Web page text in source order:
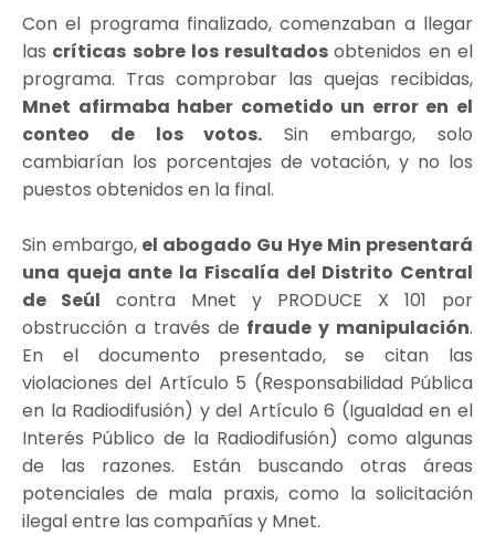
Con el programa finalizado, comenzaban a llegar
las críticas sobre los resultadosobtenidos en el
programa. Tras comprobar las quejas recibidas,
Mnet afirmaba haber cometido un error en el
conteo de los votos. Sin embargo, solo
cambiarían los porcentajes de votación, y no los
puestos obtenidos en la final.
Sin embargo, el abogado Gu Hye Min presentará
una queja ante la Fiscalía del Distrito Central
de Seúl contra Mnet y PRODUCE X 101 por
obstrucción a través de fraude y manipulación.
En el documento presentado, se citan las
violaciones del Artículo 5 (Responsabilidad Pública
en la Radiodifusión) y del Artículo 6 (Igualdad en el
Interés Público de la Radiodifusión) como algunas
de las razones. Están buscando otras áreas
potenciales de mala praxis, como la solicitación
ilegal entre las compañías y Mnet.